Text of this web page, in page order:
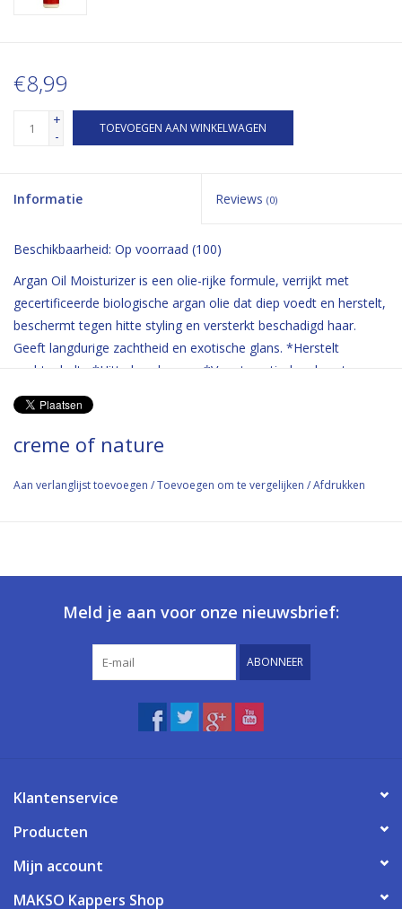
€8,99
+
-
TOEVOEGEN AAN WINKELWAGEN
Informatie Reviews (0)
Beschikbaarheid: Op voorraad (100)
Argan Oil Moisturizer is een olie-rijke formule, verrijkt met
gecertificeerde biologische argan olie dat diep voedt en herstelt,
beschermt tegen hitte styling en versterkt beschadigd haar.
Geeft langdurige zachtheid en exotische glans. *Herstelt
vochtgehalte *Hitte beschermer *Voegt exotische glans toe
*Doordrenkt met gecertificeerde biologische arganolie uit
Marokko
creme of nature
Aan verlanglijst toevoegen /Toevoegen om te vergelijken /Afdrukken
Meld je aan voor onze nieuwsbrief:
ABONNEER
Klantenservice
Producten
Mijn account
MAKSO Kappers Shop